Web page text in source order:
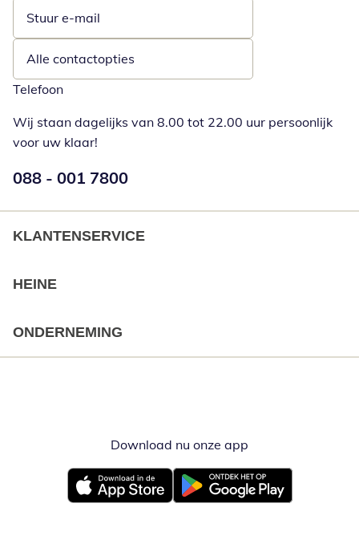
Stuur e-mail
Opent e-mailclient
Alle contactopties
Telefoon
Wij staan dagelijks van 8.00 tot 22.00 uur persoonlijk
voor uw klaar!
Telefoonnummer:
088 - 001 7800
KLANTENSERVICE
HEINE
ONDERNEMING
Download nu onze app
Opent in nieuw vensterOpent in nieuw venster